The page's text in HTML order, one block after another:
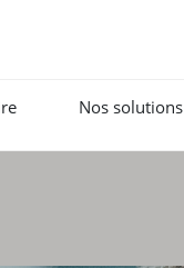
Nos solutions